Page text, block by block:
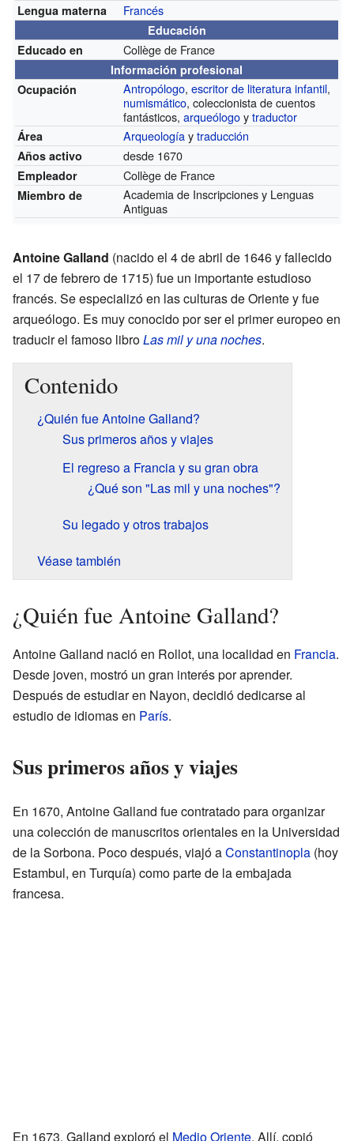
Lengua materna Francés
Educación
Educado en
Collège de France
Información profesional
Ocupación
Antropólogo,escritor de literatura infantil,
numismático, coleccionista de cuentos
fantásticos,arqueólogoytraductor
Área Arqueologíaytraducción
Años activo desde 1670
Empleador Collège de France
Miembro de
Academia de Inscripciones y Lenguas
Antiguas
Antoine Galland (nacido el 4 de abril de 1646 y fallecido
el 17 de febrero de 1715) fue un importante estudioso
francés. Se especializó en las culturas de Oriente y fue
arqueólogo. Es muy conocido por ser el primer europeo en
traducir el famoso libroLas mil y una noches.
Contenido
¿Quién fue Antoine Galland?
Sus primeros años y viajes
El regreso a Francia y su gran obra
¿Qué son "Las mil y una noches"?
Su legado y otros trabajos
Véase también
¿Quién fue Antoine Galland?
Antoine Galland nació en Rollot, una localidad en Francia.
Desde joven, mostró un gran interés por aprender.
Después de estudiar en Nayon, decidió dedicarse al
estudio de idiomas en París.
Sus primeros años y viajes
En 1670, Antoine Galland fue contratado para organizar
una colección de manuscritos orientales en la Universidad
de la Sorbona. Poco después, viajó aConstantinopla (hoy
Estambul, en Turquía) como parte de la embajada
francesa.
En 1673, Galland exploró el Medio Oriente. Allí, copió